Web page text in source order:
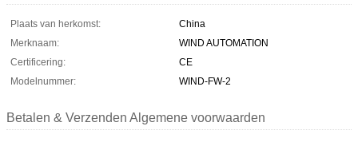
Plaats van herkomst:
China
Merknaam:
WIND AUTOMATION
Certificering:
CE
Modelnummer:
WIND-FW-2
Betalen & Verzenden Algemene voorwaarden